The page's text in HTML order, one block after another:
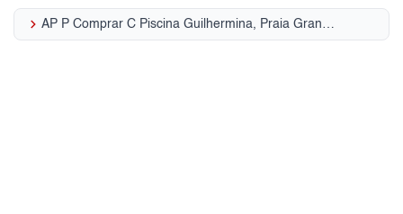
keyboard_arrow_right AP P Comprar C Piscina Guilhermina, Praia Grande - SP